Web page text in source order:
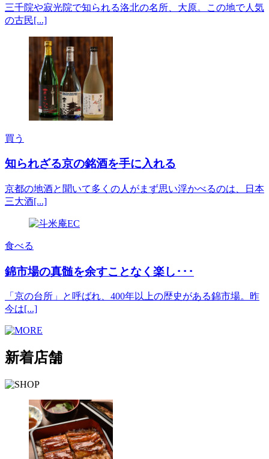
三千院や寂光院で知られる洛北の名所、大原。この地で人気
の古民[...]
買う
知られざる京の銘酒を手に入れる
京都の地酒と聞いて多くの人がまず思い浮かべるのは、日本
三大酒[...]
食べる
錦市場の真髄を余すことなく楽し･･･
「京の台所」と呼ばれ、400年以上の歴史がある錦市場。昨
今は[...]
新着店舗